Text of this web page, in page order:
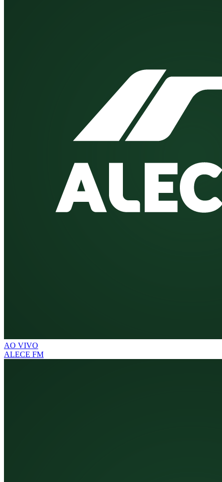
AO VIVO
ALECE FM